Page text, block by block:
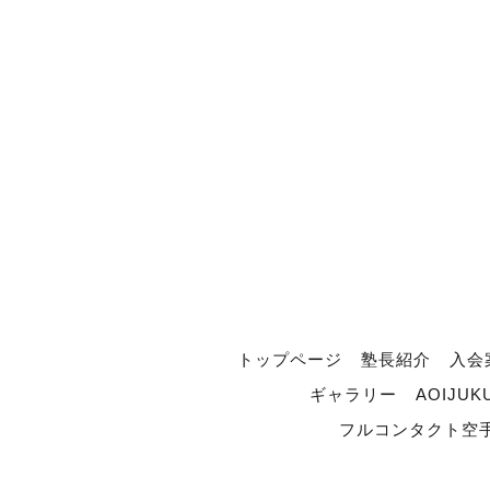
トップページ 塾長紹介
入
ギャラリー
フルコンタクト空